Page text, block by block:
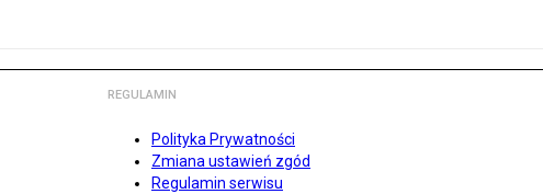
REGULAMIN
Polityka Prywatności
Zmiana ustawień zgód
Regulamin serwisu